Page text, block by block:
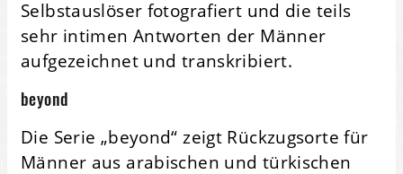
Selbstauslöser fotografiert und die teils
sehr intimen Antworten der Männer
aufgezeichnet und transkribiert.
beyond
Die Serie „beyond“ zeigt Rückzugsorte für
Männer aus arabischen und türkischen